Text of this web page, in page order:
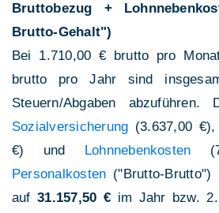
Bruttobezug +
Brutto-Gehalt")
Bei 1.710,00 € brutto pro
brutto pro Jahr sind
Steuern/Abgaben
Sozialversicherung (3.637,00 €),
€) und
Lohnnebenkosten
Personalkosten ("Brutto-
auf31.157,50 € im Jahr bzw.